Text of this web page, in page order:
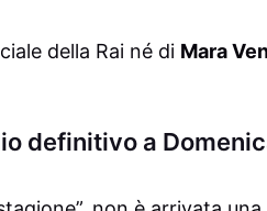
della Rai né di Mara
definitivo a